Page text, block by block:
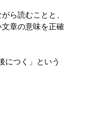
ら読むことと、
章の意味を正確
につく」という